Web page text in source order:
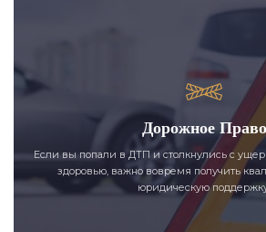
Дорожное Право
Если вы попали в ДТП и столкнулись с
здоровью, важно вовремя получить
юридическую